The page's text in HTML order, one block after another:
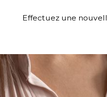
Effectuez une